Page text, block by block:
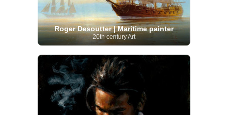
Roger Desoutter | Maritime painter
20th century Art